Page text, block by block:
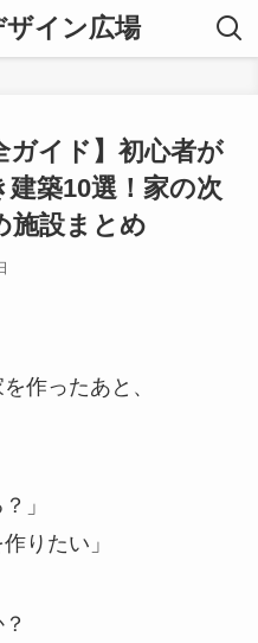
イン広場
ガイド】初心者が
築10選！家の次
施設まとめ
作ったあと、
」
りたい」